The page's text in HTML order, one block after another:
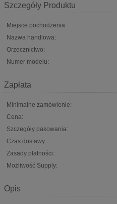
Szczegóły Produktu
Miejsce pochodzenia:
Nazwa handlowa:
Orzecznictwo:
Numer modelu:
Zapłata
Minimalne zamówienie:
Cena:
Szczegóły pakowania:
Czas dostawy:
Zasady płatności:
Możliwość Supply:
Opis